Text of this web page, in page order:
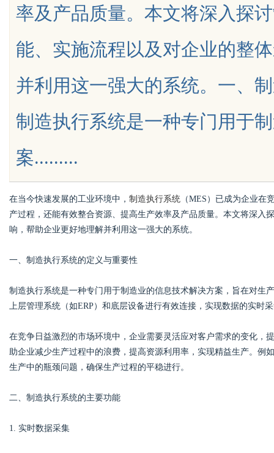
uz
Bo
率及产品质量。本文将深入探
能、实施流程以及对企业的整
并利用这一强大的系统。一、
制造执行系统是一种专门用于
案.........
在当今快速发展的工业环境中， 制造执行系统 （MES）已成为企业在
产过程，还能有效整合资源、提高生产效率及产品质量。本文将深入
响，帮助企业更好地理解并利用这一强大的系统。
一、制造执行系统的定义与重要性
制造执行系统是一种专门用于制造业的信息技术解决方案，旨在对生
上层管理系统（如ERP）和底层设备进行有效连接，实现数据的实时
在竞争日益激烈的市场环境中，企业需要灵活应对客户需求的变化，
助企业减少生产过程中的浪费，提高资源利用率，实现精益生产。例
生产中的瓶颈问题，确保生产过程的平稳进行。
二、制造执行系统的主要功能
1. 实时数据采集